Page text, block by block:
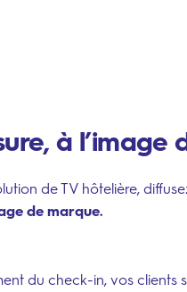
à
de TV hôtelière,
de marque.
du check-in, vos clients